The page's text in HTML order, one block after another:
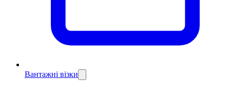
Вантажні візки